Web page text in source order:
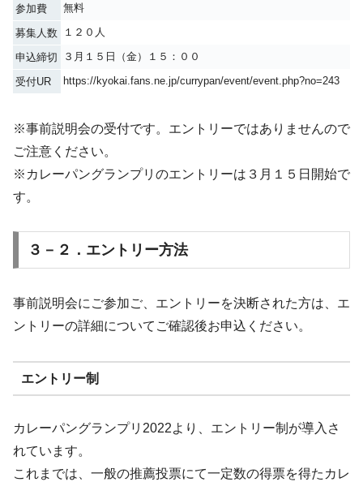
参加費 無料
募集人数 １２０人
申込締切 ３月１５日（金）１５：００
受付UR https://kyokai.fans.ne.jp/currypan/event/event.php?no=243
※事前説明会の受付です。エントリーではありませんので
ご注意ください。
※カレーパングランプリのエントリーは３月１５日開始で
す。
３－２．エントリー方法
事前説明会にご参加ご、エントリーを決断された方は、エ
ントリーの詳細についてご確認後お申込ください。
エントリー制
カレーパングランプリ2022より、エントリー制が導入さ
れています。
これまでは、一般の推薦投票にて一定数の得票を得たカレ